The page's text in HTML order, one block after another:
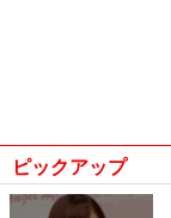
ピックアップ